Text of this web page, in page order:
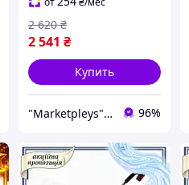
110 см
2 541 ₴
2 620 ₴
Купить
"Marketpleys" - превращайте свои желания в реальность на нашем маркетплейсе! 96%